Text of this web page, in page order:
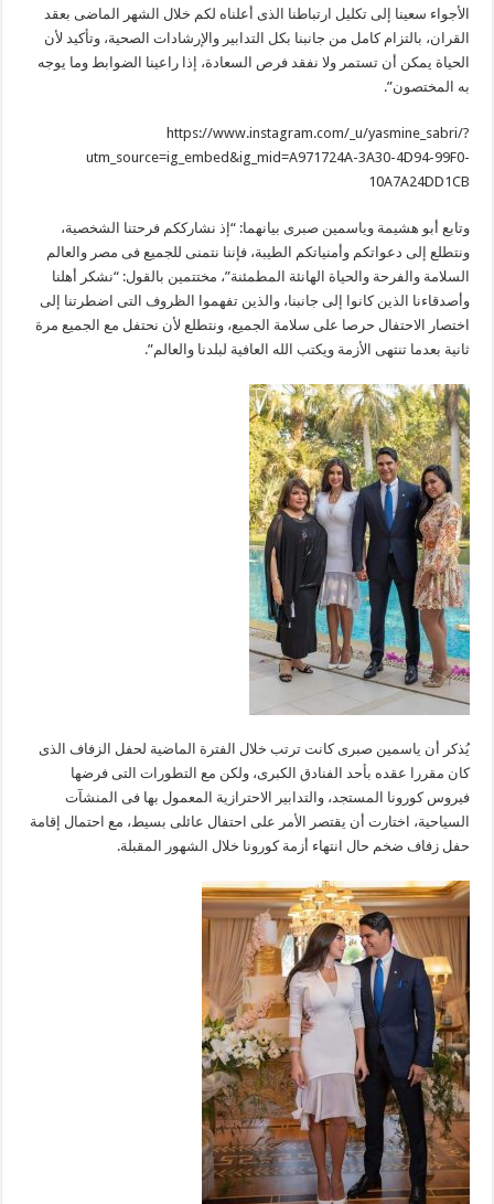
الأجواء سعينا إلى تكليل ارتباطنا الذى أعلناه لكم خلال الشهر الماضى بعقد
القران، بالتزام كامل من جانبنا بكل التدابير والإرشادات الصحية، وتأكيد لأن
الحياة يمكن أن تستمر ولا نفقد فرص السعادة، إذا راعينا الضوابط وما يوجه
به المختصون”.
https://www.instagram.com/_u/yasmine_sabri/?
utm_source=ig_embed&ig_mid=A971724A-3A30-4D94-99F0-
10A7A24DD1CB
وتابع أبو هشيمة وياسمين صبرى بيانهما: “إذ نشارككم فرحتنا الشخصية،
ونتطلع إلى دعواتكم وأمنياتكم الطيبة، فإننا نتمنى للجميع فى مصر والعالم
السلامة والفرحة والحياة الهانئة المطمئنة”، مختتمين بالقول: “نشكر أهلنا
وأصدقاءنا الذين كانوا إلى جانبنا، والذين تفهموا الظروف التى اضطرتنا إلى
اختصار الاحتفال حرصا على سلامة الجميع، ونتطلع لأن نحتفل مع الجميع مرة
ثانية بعدما تنتهى الأزمة ويكتب الله العافية لبلدنا والعالم”.
يُذكر أن ياسمين صبرى كانت ترتب خلال الفترة الماضية لحفل الزفاف الذى
كان مقررا عقده بأحد الفنادق الكبرى، ولكن مع التطورات التى فرضها
فيروس كورونا المستجد، والتدابير الاحترازية المعمول بها فى المنشآت
السياحية، اختارت أن يقتصر الأمر على احتفال عائلى بسيط، مع احتمال إقامة
حفل زفاف ضخم حال انتهاء أزمة كورونا خلال الشهور المقبلة.